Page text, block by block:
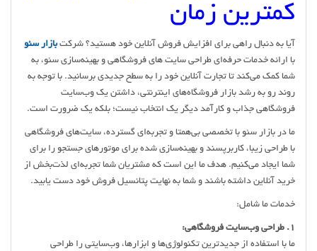
کمترین زمان
آیا به دنبال راهی برای افزایش فروش آنلاین خود هستید؟ شرکتبازار سئو
با ارائه خدمات حرفه‌ای طراحی سایت های فروشگاهی و بهینه‌سازی سئو، به
شما کمک می‌کند تا تجارت آنلاین خود را به سطح جدیدی برسانید. با توجه به
روند رو به رشد بازار فروشگاه‌های اینترنتی، داشتن یک وب‌سایت
فروشگاهی جذاب و کارآمد دیگر یک انتخاب نیست؛ بلکه یک ضرورت است.
ما در بازار سئو با تخصصی بی‌همتا و تجربه‌ای گسترده، سایت‌های فروشگاهی
با طراحی زیبا، کاربرپسند و بهینه‌سازی شده برای موتور‌های جستجو را برای
شما ایجاد می‌کنیم. هدف ما این است که مشتریان شما تجربه‌ای لذت‌بخش از
خرید آنلاین داشته باشند و شما به نهایت پتانسیل فروش خود دست یابید.
خدمات ما شامل:
1. طراحی وب‌سایت فروشگاهی:
ما با استفاده از جدیدترین تکنولوژی‌ها و ابزارها، وب‌سایتی را طراحی